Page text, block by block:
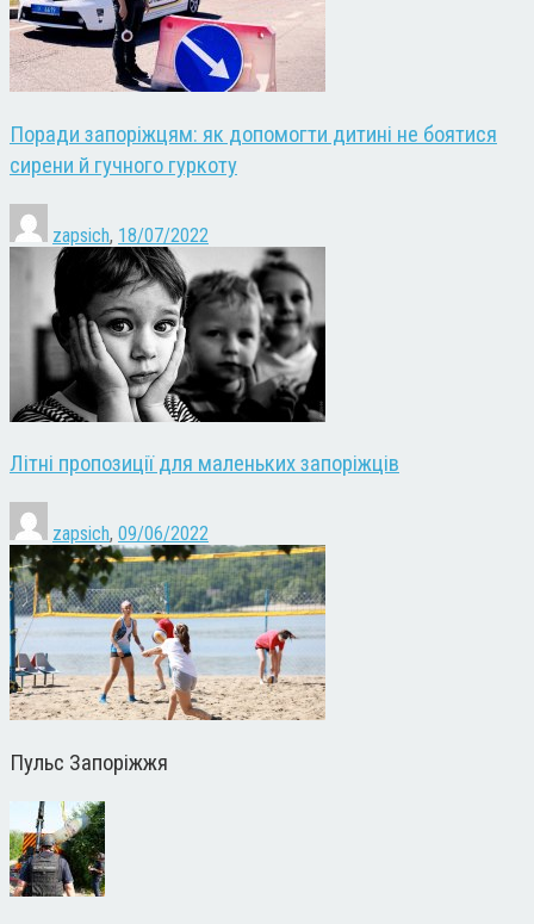
Поради запоріжцям: як допомогти дитині не боятися
сирени й гучного гуркоту
zapsich, 18/07/2022
Літні пропозиції для маленьких запоріжців
zapsich, 09/06/2022
Пульс Запоріжжя